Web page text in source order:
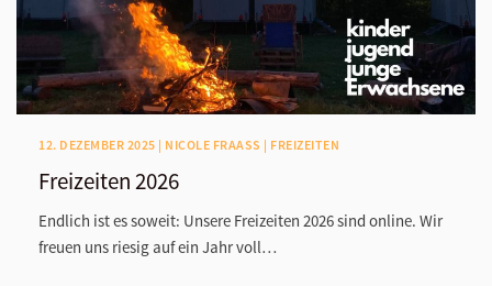
12. DEZEMBER 2025 | NICOLE FRAASS | FREIZEITEN
Freizeiten 2026
Endlich ist es soweit: Unsere Freizeiten 2026 sind online. Wir
freuen uns riesig auf ein Jahr voll…